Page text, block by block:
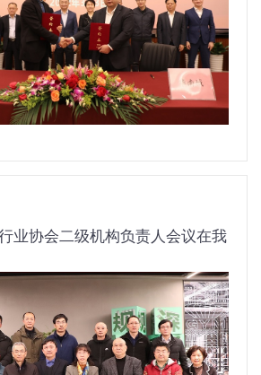
业协会二级机构负责人会议在我